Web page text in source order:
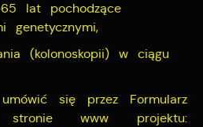
lat pochodzące
genetycznymi,
(kolonoskopii) w ciągu
się przez Formularz
stronie www projektu: